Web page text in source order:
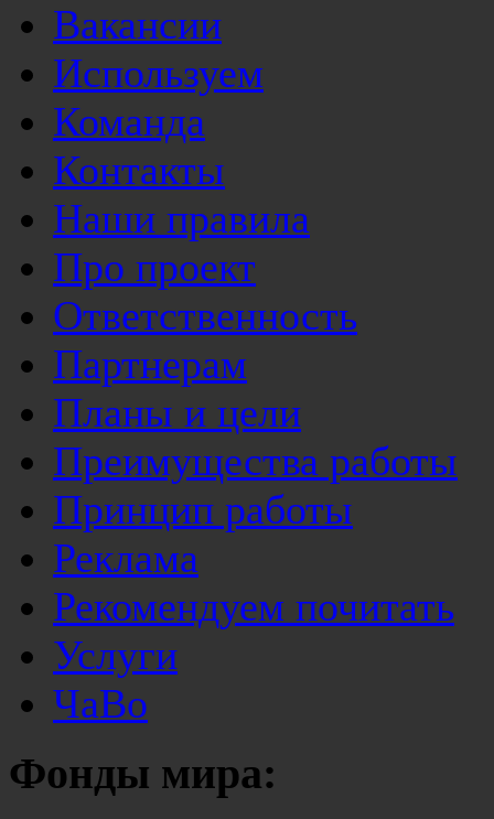
Вакансии
Используем
Команда
Контакты
Наши правила
Про проект
Ответственность
Партнерам
Планы и цели
Преимущества работы
Принцип работы
Реклама
Рекомендуем почитать
Услуги
ЧаВо
Фонды мира: